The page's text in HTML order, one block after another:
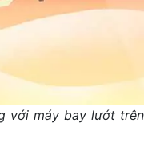
với máy bay lướt trên